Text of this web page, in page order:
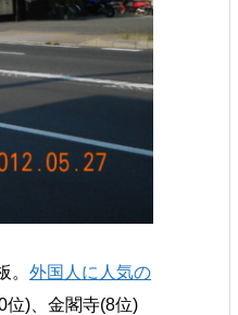
外国人に人気の
位)、金閣寺(8位)